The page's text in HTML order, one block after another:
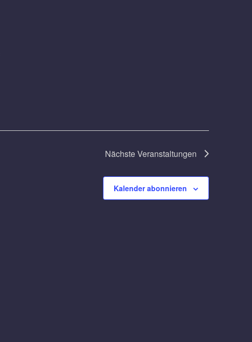
NächsteVeranstaltungen
Kalender abonnieren